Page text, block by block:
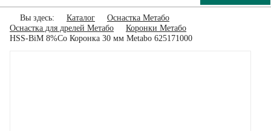
Вы здесь: Каталог
Оснастка Метабо
Оснастка для дрелей Метабо
Коронки Метабо
HSS-BiM 8%Co Коронка 30 мм Metabo 625171000